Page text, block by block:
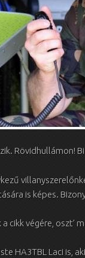
Rövidhullámon!
is képes.
cikk végére, oszt’
HA3TBL Laci is,